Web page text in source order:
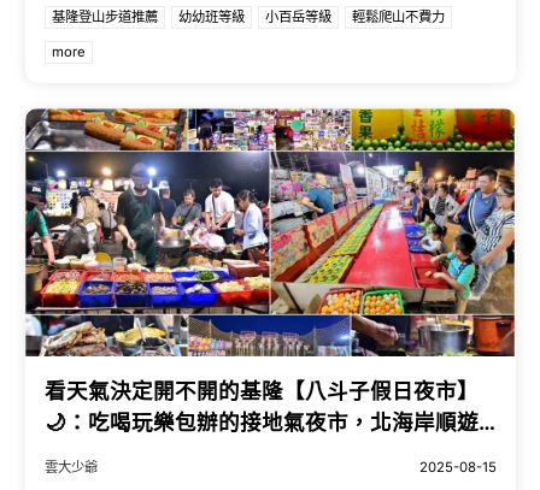
基隆登山步道推薦 幼幼班等級 小百岳等級 輕鬆爬山不費力
more
看天氣決定開不開的基隆【八斗子假日夜市】
🌙：吃喝玩樂包辦的接地氣夜市，北海岸順遊
雲大少爺 2025-08-15